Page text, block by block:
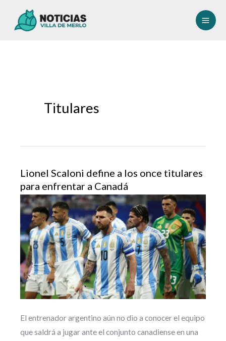
Titulares
Lionel Scaloni define a los once titulares
para enfrentar a Canadá
El entrenador argentino aún no dio a conocer el equipo
que saldrá a jugar ante el conjunto canadiense en una